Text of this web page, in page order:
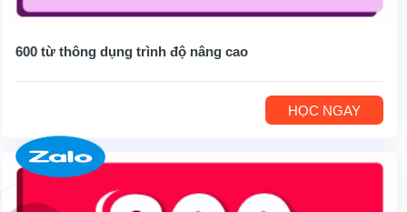
600 từ thông dụng trình độ nâng cao
HỌC NGAY